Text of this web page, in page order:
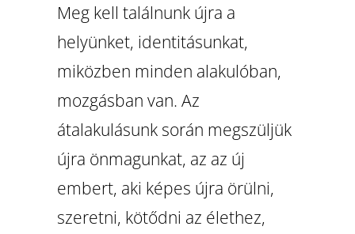
Meg kell találnunk újra a
helyünket, identitásunkat,
miközben minden alakulóban,
mozgásban van. Az
átalakulásunk során megszüljük
újra önmagunkat, az az új
embert, aki képes újra örülni,
szeretni, kötődni az élethez,